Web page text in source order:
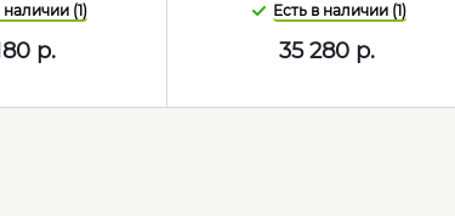
наличии (1)
р.
Есть в наличии (1)
35 280 р.